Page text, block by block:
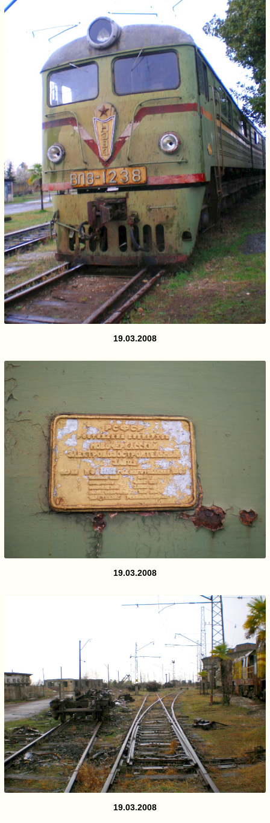
19.03.2008
19.03.2008
19.03.2008